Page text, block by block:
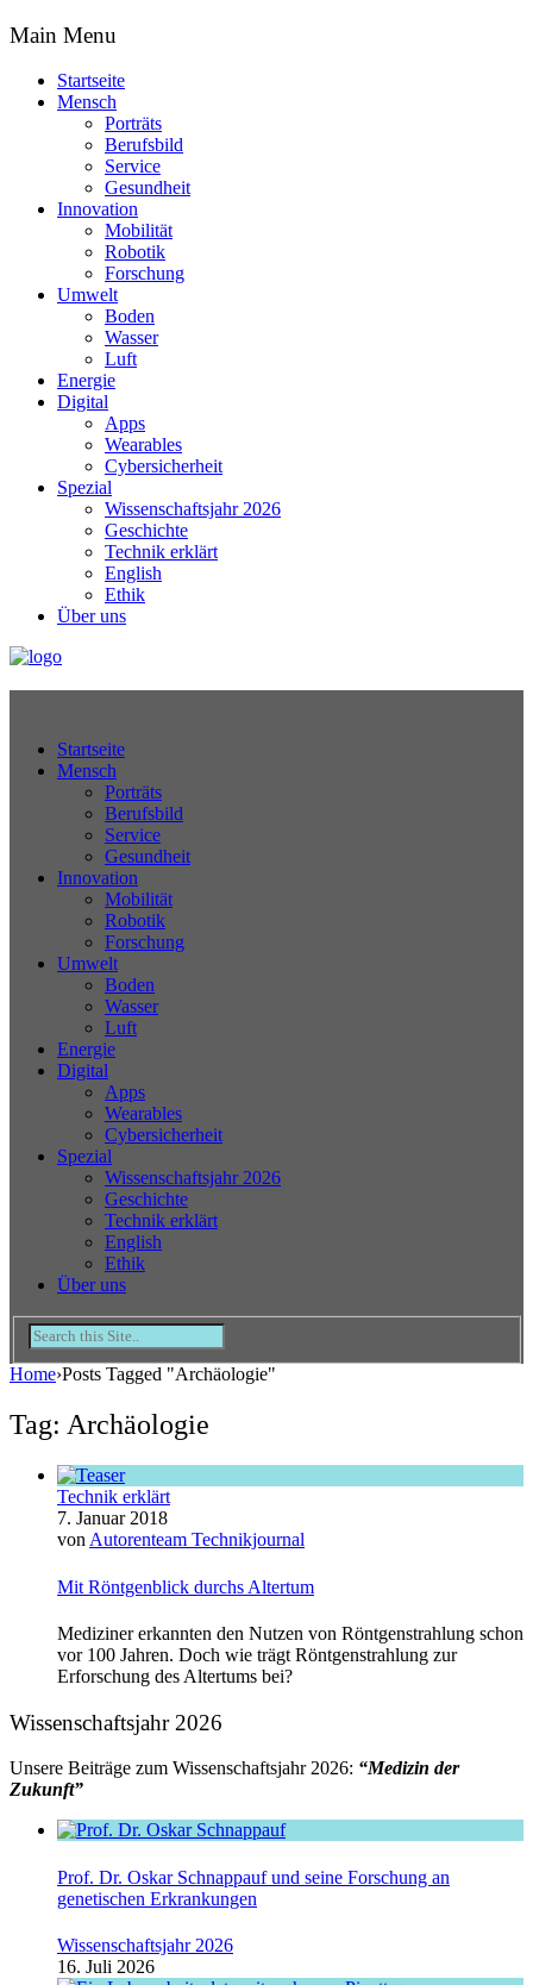
Main Menu
Startseite
Mensch
Porträts
Berufsbild
Service
Gesundheit
Innovation
Mobilität
Robotik
Forschung
Umwelt
Boden
Wasser
Luft
Energie
Digital
Apps
Wearables
Cybersicherheit
Spezial
Wissenschaftsjahr 2026
Geschichte
Technik erklärt
English
Ethik
Über uns
Startseite
Mensch
Porträts
Berufsbild
Service
Gesundheit
Innovation
Mobilität
Robotik
Forschung
Umwelt
Boden
Wasser
Luft
Energie
Digital
Apps
Wearables
Cybersicherheit
Spezial
Wissenschaftsjahr 2026
Geschichte
Technik erklärt
English
Ethik
Über uns
Home›Posts Tagged "Archäologie"
Tag: Archäologie
Technik erklärt
7. Januar 2018
von Autorenteam Technikjournal
Mit Röntgenblick durchs Altertum
Mediziner erkannten den Nutzen von Röntgenstrahlung schon
vor 100 Jahren. Doch wie trägt Röntgenstrahlung zur
Erforschung des Altertums bei?
Wissenschaftsjahr 2026
Unsere Beiträge zum Wissenschaftsjahr 2026: “Medizin der
Zukunft”
Prof. Dr. Oskar Schnappauf und seine Forschung an
genetischen Erkrankungen
Wissenschaftsjahr 2026
16. Juli 2026